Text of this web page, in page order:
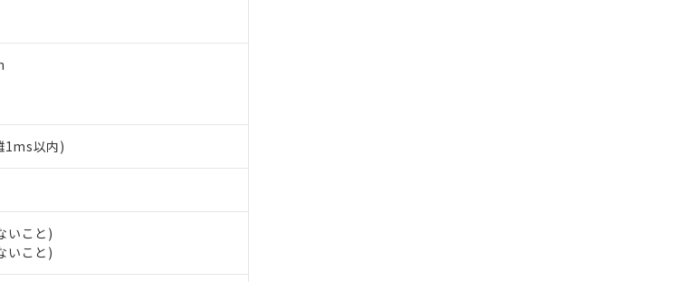
1ms以内)
いこと)
いこと)
事前の承諾なく第三者に漏洩または開示しないようお願いしま
ビス）をご利用いただくには、I-Webメンバーズにご登録され
客様との取引・商談に必要な範囲で利用することをご了承くだ
報の共同利用に関して"
月が前後することがあります。
とができます。
物質の対応では、対応完了までの期間は出荷製品に未対応品が
ておりました。
ていることから、特段のことがない限り、2022年1月12日よ
質が外部に漏えいし、環境に深刻な影響を及ぼさない年数を意
い合わせください。
る キャンセル
ては、お客様のお取引先、またはお客様担当のオムロン制御
情報を公開していない機種